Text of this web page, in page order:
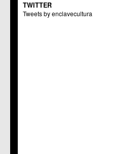
TWITTER
Tweets by enclavecultura